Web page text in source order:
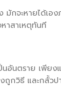
กจะหายได้เอง
าสาเหตุทันที
นอันตราย เพีย
ถูกวิธี และกลั้ว